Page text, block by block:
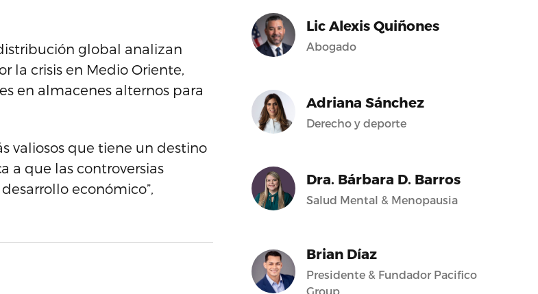
global analizan
la crisis en Medio Oriente,
en almacenes alternos para
valiosos que tiene un destino
a que las controversias
económico”,
Lic Alexis Quiñones
Abogado
Adriana Sánchez
Derecho y deporte
Dra. Bárbara D. Barros
Salud Mental & Menopausia
Brian Díaz
Presidente & Fundador Pacifico
Group